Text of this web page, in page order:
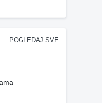
POGLEDAJ SVE